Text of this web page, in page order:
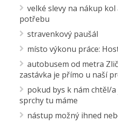
velké slevy na nákup
potřebu
stravenkový paušál
místo výkonu práce:
autobusem od metra
zastávka je přímo u naší
pokud bys k nám chtěl/
sprchy tu máme
nástup možný ihned